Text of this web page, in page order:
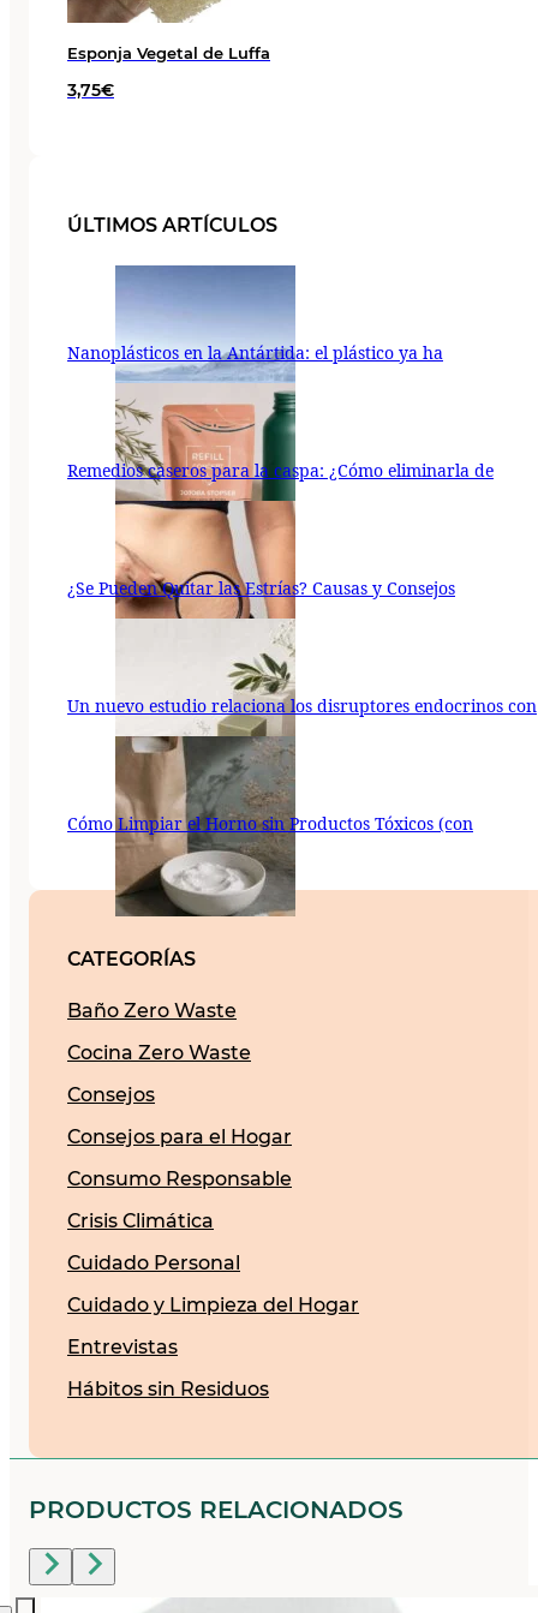
Esponja Vegetal de Luffa
3,75€
ÚLTIMOS ARTÍCULOS
Nanoplásticos en la Antártida: el plástico ya ha
Remedios caseros para la caspa: ¿Cómo eliminarla de
¿Se Pueden Quitar las Estrías? Causas y Consejos
Un nuevo estudio relaciona los disruptores endocrinos con
Cómo Limpiar el Horno sin Productos Tóxicos (con
CATEGORÍAS
Baño Zero Waste
Cocina Zero Waste
Consejos
Consejos para el Hogar
Consumo Responsable
Crisis Climática
Cuidado Personal
Cuidado y Limpieza del Hogar
Entrevistas
Hábitos sin Residuos
PRODUCTOS RELACIONADOS